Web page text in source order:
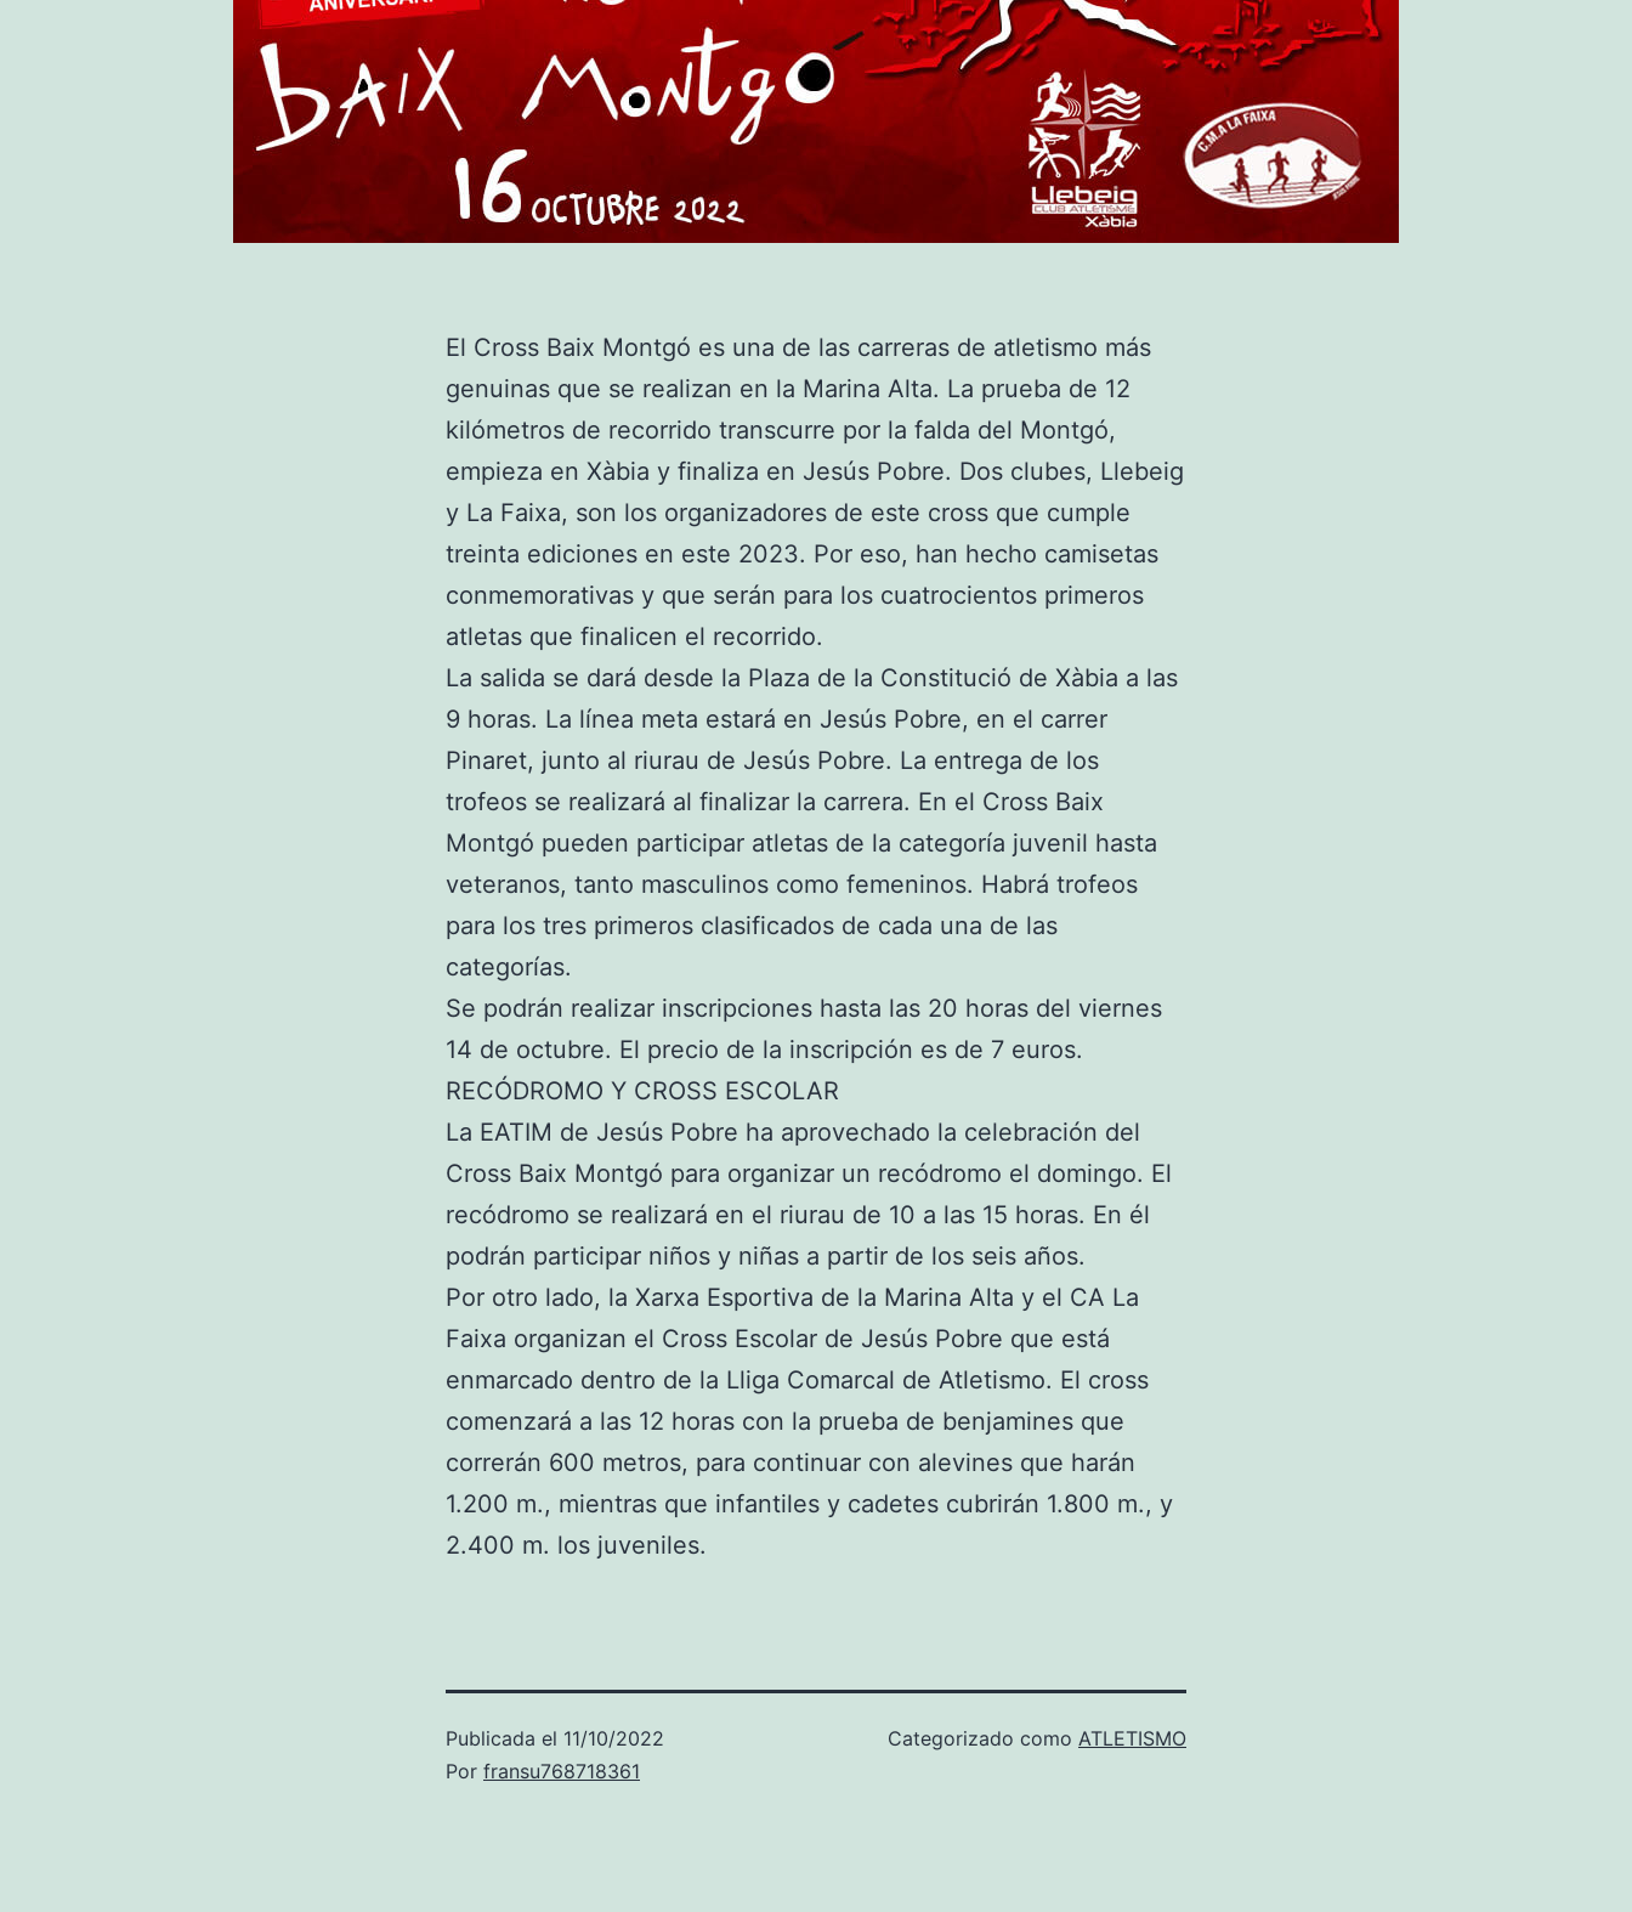
El Cross Baix Montgó es una de las carreras de atletismo más
genuinas que se realizan en la Marina Alta. La prueba de 12
kilómetros de recorrido transcurre por la falda del Montgó,
empieza en Xàbia y finaliza en Jesús Pobre. Dos clubes, Llebeig
y La Faixa, son los organizadores de este cross que cumple
treinta ediciones en este 2023. Por eso, han hecho camisetas
conmemorativas y que serán para los cuatrocientos primeros
atletas que finalicen el recorrido.
La salida se dará desde la Plaza de la Constitució de Xàbia a las
9 horas. La línea meta estará en Jesús Pobre, en el carrer
Pinaret, junto al riurau de Jesús Pobre. La entrega de los
trofeos se realizará al finalizar la carrera. En el Cross Baix
Montgó pueden participar atletas de la categoría juvenil hasta
veteranos, tanto masculinos como femeninos. Habrá trofeos
para los tres primeros clasificados de cada una de las
categorías.
Se podrán realizar inscripciones hasta las 20 horas del viernes
14 de octubre. El precio de la inscripción es de 7 euros.
RECÓDROMO Y CROSS ESCOLAR
La EATIM de Jesús Pobre ha aprovechado la celebración del
Cross Baix Montgó para organizar un recódromo el domingo. El
recódromo se realizará en el riurau de 10 a las 15 horas. En él
podrán participar niños y niñas a partir de los seis años.
Por otro lado, la Xarxa Esportiva de la Marina Alta y el CA La
Faixa organizan el Cross Escolar de Jesús Pobre que está
enmarcado dentro de la Lliga Comarcal de Atletismo. El cross
comenzará a las 12 horas con la prueba de benjamines que
correrán 600 metros, para continuar con alevines que harán
1.200 m., mientras que infantiles y cadetes cubrirán 1.800 m., y
2.400 m. los juveniles.
Publicada el 11/10/2022
Por fransu768718361
Categorizado como ATLETISMO